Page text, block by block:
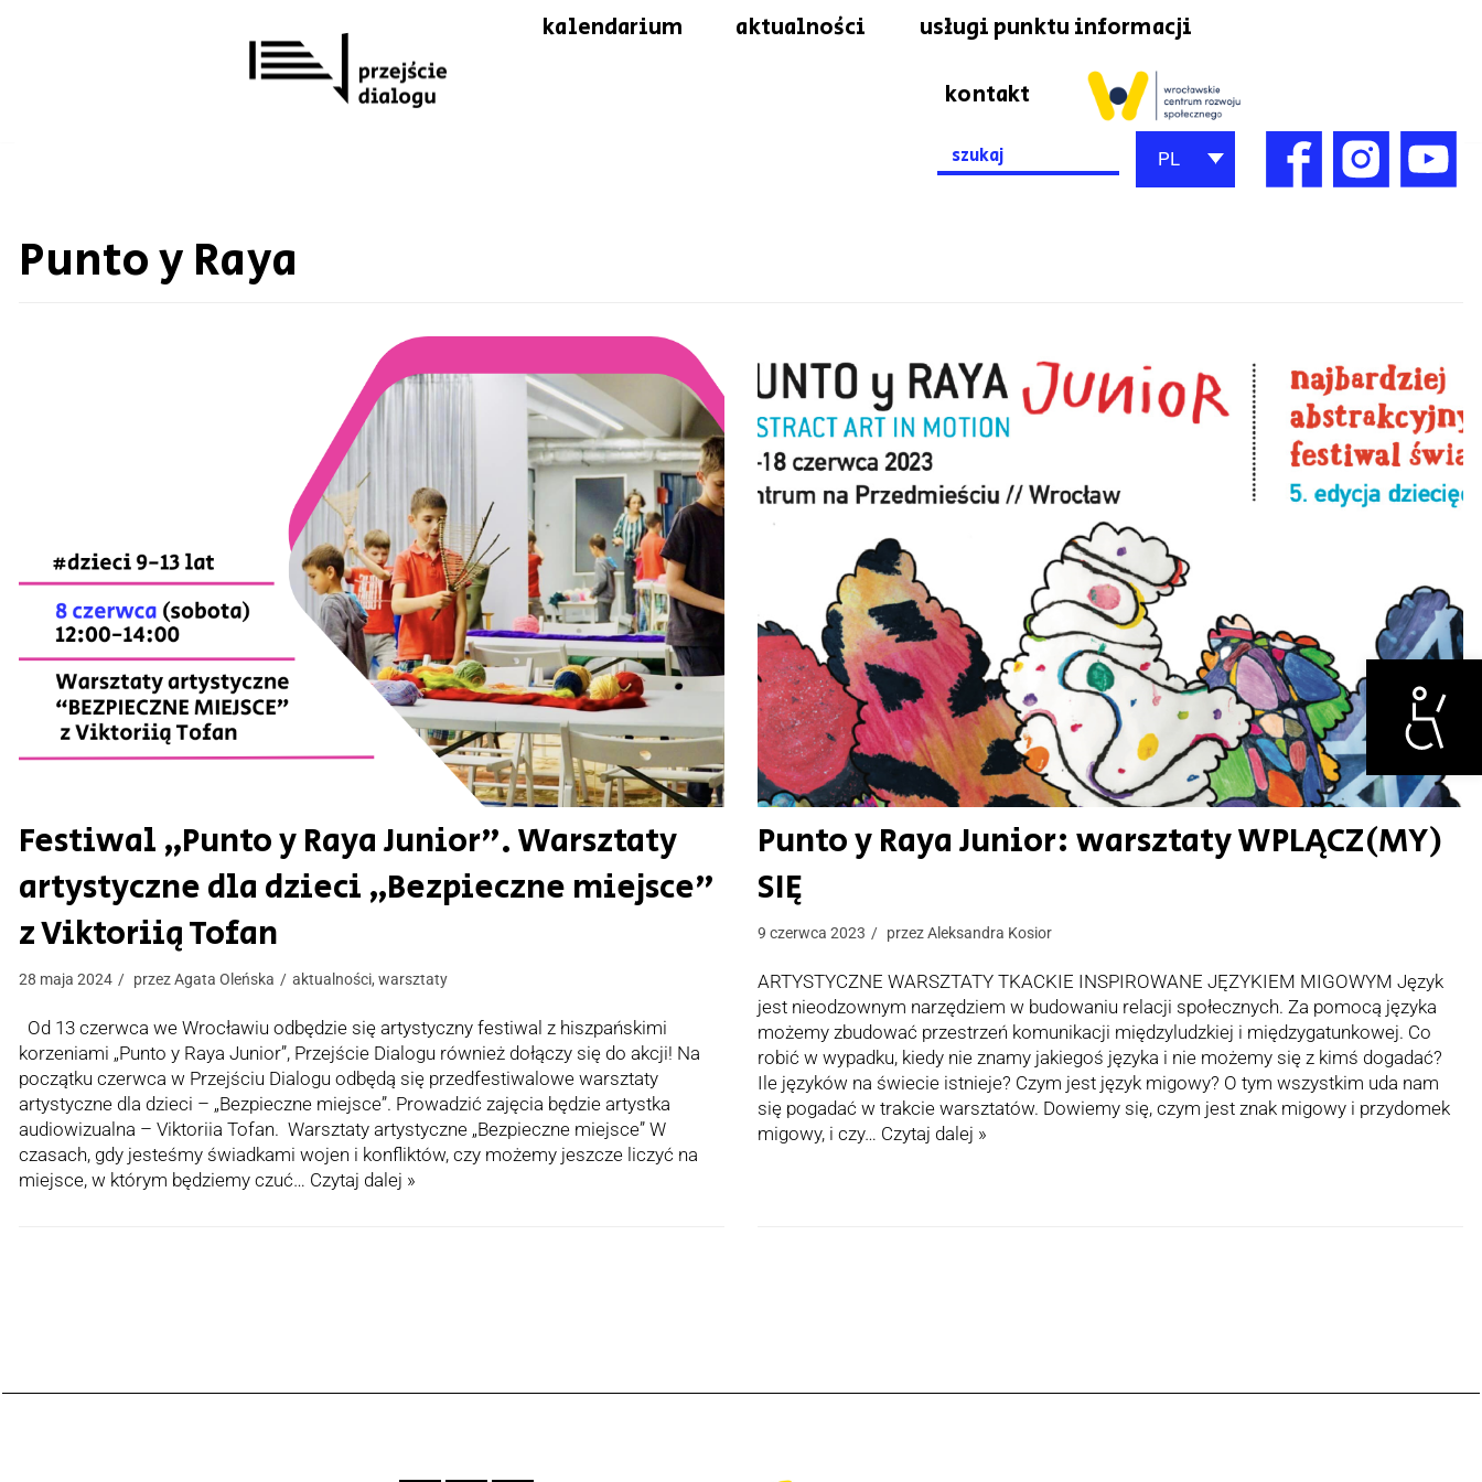
Otwórz
kalendarium aktualności usługi punktu informacji
kontakt
Search
for:
PL
Punto y Raya
Festiwal „Punto y Raya Junior”. Warsztaty
artystyczne dla dzieci „Bezpieczne miejsce”
z Viktoriią Tofan
28 maja 2024 przezAgata Oleńska aktualności, warsztaty
Od 13 czerwca we Wrocławiu odbędzie się artystyczny festiwal z hiszpańskimi
korzeniami „Punto y Raya Junior”, Przejście Dialogu również dołączy się do akcji! Na
początku czerwca w Przejściu Dialogu odbędą się przedfestiwalowe warsztaty
artystyczne dla dzieci – „Bezpieczne miejsce”. Prowadzić zajęcia będzie artystka
audiowizualna – Viktoriia Tofan. Warsztaty artystyczne „Bezpieczne miejsce” W
czasach, gdy jesteśmy świadkami wojen i konfliktów, czy możemy jeszcze liczyć na
miejsce, w którym będziemy czuć… Czytaj dalej »
Punto y Raya Junior: warsztaty WPLĄCZ(MY)
SIĘ
9 czerwca 2023 przezAleksandra Kosior
ARTYSTYCZNE WARSZTATY TKACKIE INSPIROWANE JĘZYKIEM MIGOWYM Język
jest nieodzownym narzędziem w budowaniu relacji społecznych. Za pomocą języka
możemy zbudować przestrzeń komunikacji międzyludzkiej i międzygatunkowej. Co
robić w wypadku, kiedy nie znamy jakiegoś języka i nie możemy się z kimś dogadać?
Ile języków na świecie istnieje? Czym jest język migowy? O tym wszystkim uda nam
się pogadać w trakcie warsztatów. Dowiemy się, czym jest znak migowy i przydomek
migowy, i czy… Czytaj dalej »